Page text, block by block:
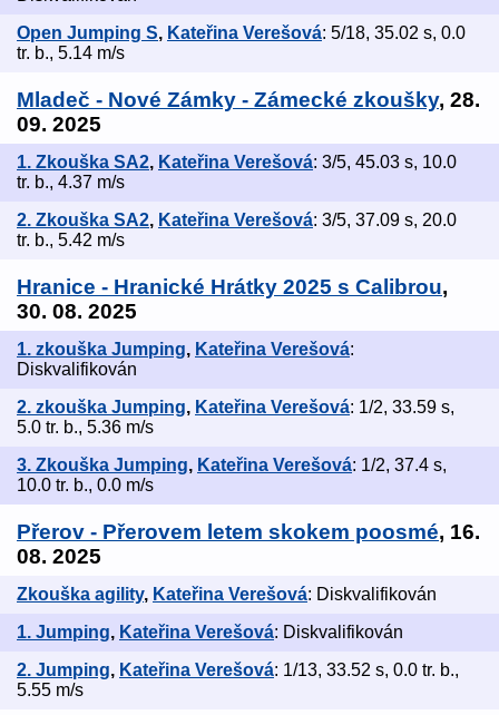
Open Jumping S, Kateřina Verešová: 5/18, 35.02 s, 0.0
tr. b., 5.14 m/s
Mladeč - Nové Zámky - Zámecké zkoušky, 28.
09. 2025
1. Zkouška SA2, Kateřina Verešová: 3/5, 45.03 s, 10.0
tr. b., 4.37 m/s
2. Zkouška SA2, Kateřina Verešová: 3/5, 37.09 s, 20.0
tr. b., 5.42 m/s
Hranice - Hranické Hrátky 2025 s Calibrou,
30. 08. 2025
1. zkouška Jumping, Kateřina Verešová:
Diskvalifikován
2. zkouška Jumping, Kateřina Verešová: 1/2, 33.59 s,
5.0 tr. b., 5.36 m/s
3. Zkouška Jumping, Kateřina Verešová: 1/2, 37.4 s,
10.0 tr. b., 0.0 m/s
Přerov - Přerovem letem skokem poosmé, 16.
08. 2025
Zkouška agility, Kateřina Verešová: Diskvalifikován
1. Jumping, Kateřina Verešová: Diskvalifikován
2. Jumping, Kateřina Verešová: 1/13, 33.52 s, 0.0 tr. b.,
5.55 m/s